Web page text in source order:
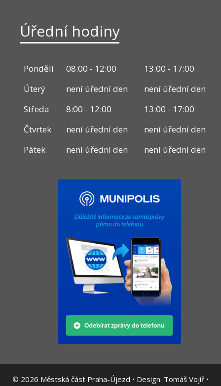
Úřední hodiny
Pondělí 08:00 - 12:00
13:00 - 17:00
Úterý
není úřední den
není úřední den
Středa
8:00 - 12:00
13:00 - 17:00
Čtvrtek
není úřední den
není úřední den
Pátek
není úřední den není úřední den
© 2026 Městská část Praha-Újezd • Design: Tomáš Vojíř •